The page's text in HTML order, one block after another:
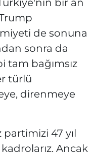
bir an
de sonuna
sonra da
bağımsız
türlü
direnmeye
47 yıl
Ancak